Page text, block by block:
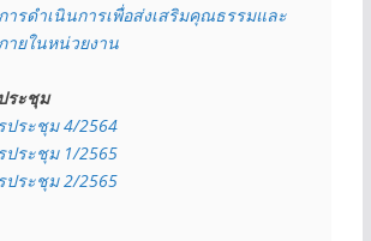
ารดำเนินการเพื่อส่งเสริมคุณธรรมและ
ายในหน่วยงาน
ระชุม
ประชุม 4/2564
ประชุม 1/2565
ประชุม 2/2565